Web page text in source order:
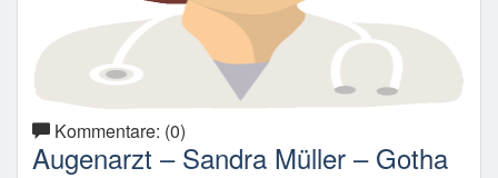
Kommentare: (0)
Augenarzt – Sandra Müller – Gotha